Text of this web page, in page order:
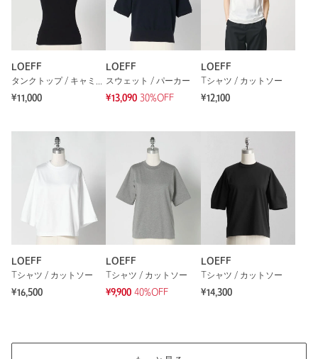
※レビューは、個人の主観による感想・体感によるもので、商品の効果や性
LOEFF
タンクトップ / キャミソール
¥11,000
LOEFF
スウェット / パーカー
¥13,090 30%OFF
LOEFF
Tシャツ / カットソー
¥12,100
LOEFF
Tシャツ / カットソー
¥16,500
LOEFF
Tシャツ / カットソー
¥9,900 40%OFF
LOEFF
Tシャツ / カットソー
¥14,300